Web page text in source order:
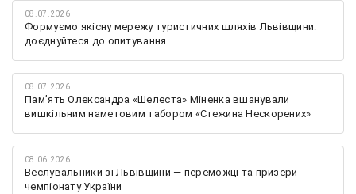
08.07.2026
Формуємо якісну мережу туристичних шляхів Львівщини:
доєднуйтеся до опитування
08.07.2026
Памʼять Олександра «Шелеста» Міненка вшанували
вишкільним наметовим табором «Стежина Нескорених»
08.06.2026
Веслувальники зі Львівщини — переможці та призери
чемпіонату України